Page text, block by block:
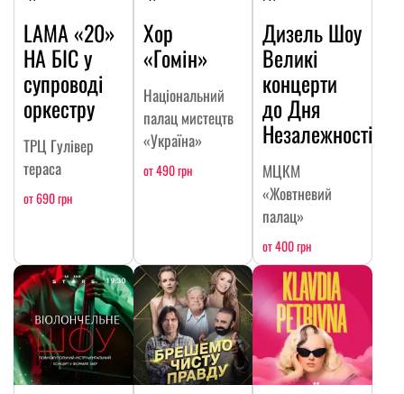
LAMA «20»
НА БІС у
супроводі
оркестру
ТРЦ Гулівер
тераса
от 690 грн
Хор
«Гомін»
Національний
палац мистецтв
«Україна»
от 490 грн
Дизель Шоу
Великі
концерти
до Дня
Незалежності
МЦКМ
«Жовтневий
палац»
от 400 грн